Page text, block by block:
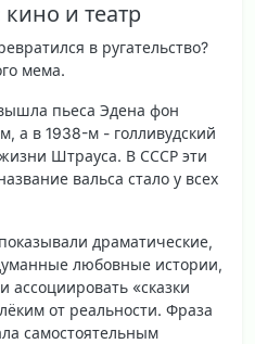
и театр
в ругательство?
мема.
пьеса Эдена фон
а в 1938-м - голливудский
Штрауса. В СССР эти
вальса стало у всех
драматические,
любовные истории,
ассоциировать «сказки
от реальности. Фраза
самостоятельным